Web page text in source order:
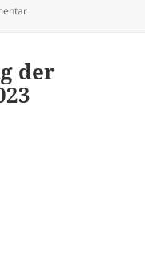
zu Zusammenfassung
der